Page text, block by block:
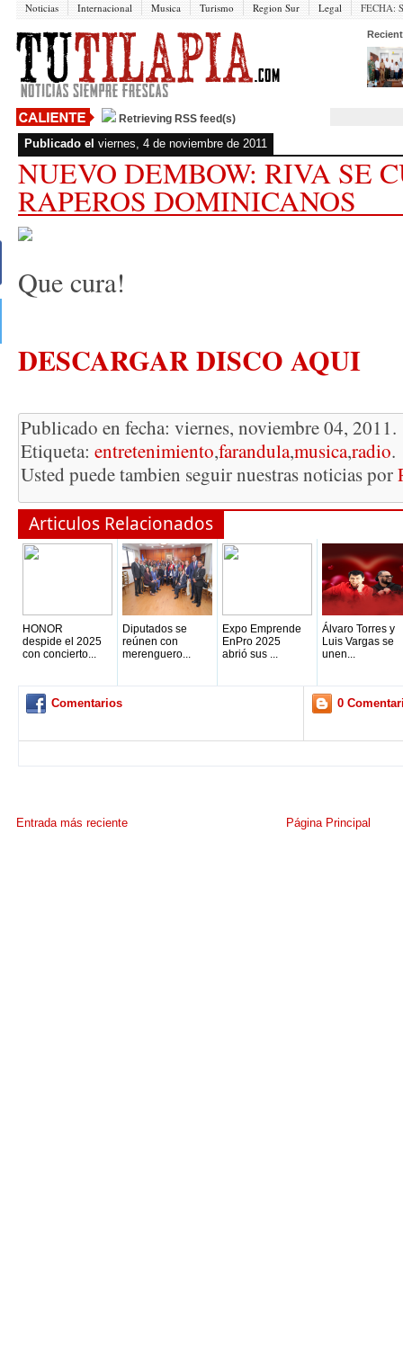
Noticias Internacional Musica Turismo Region Sur Legal FECHA:
Retrieving RSS feed(s)
Publicado el viernes, 4 de noviembre de 2011
NUEVO DEMBOW: RIVA SE
RAPEROS DOMINICANOS
Que cura!
DESCARGAR DISCO AQUI
Publicado en fecha: viernes, noviembre 04, 2011.
Etiqueta: entretenimiento,farandula,musica,radio.
Usted puede tambien seguir nuestras noticias por
Articulos Relacionados
HONOR
despide el 2025
con concierto...
Diputados se
reúnen con
merenguero...
Expo Emprende
EnPro 2025
abrió sus ...
Álvaro Torres y
Luis Vargas se
unen...
Comentarios 0
Entrada más reciente Página Principal